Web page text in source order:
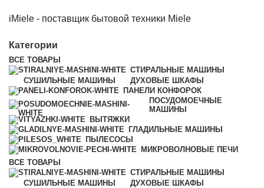
iMiele - поставщик бытовой техники Miele
Категории
ВСЕ ТОВАРЫ
СТИРАЛЬНЫЕ МАШИНЫ
СУШИЛЬНЫЕ МАШИНЫ
ДУХОВЫЕ ШКАФЫ
ПАНЕЛИ КОНФОРОК
ПОСУДОМОЕЧНЫЕ
МАШИНЫ
ВЫТЯЖКИ
ГЛАДИЛЬНЫЕ МАШИНЫ
ПЫЛЕСОСЫ
МИКРОВОЛНОВЫЕ ПЕЧИ
ВСЕ ТОВАРЫ
СТИРАЛЬНЫЕ МАШИНЫ
СУШИЛЬНЫЕ МАШИНЫ
ДУХОВЫЕ ШКАФЫ